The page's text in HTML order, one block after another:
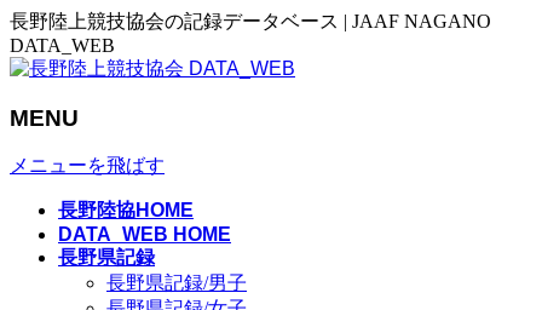
長野陸上競技協会の記録データベース | JAAF NAGANO
DATA_WEB
MENU
メニューを飛ばす
長野陸協HOME
DATA_WEB HOME
長野県記録
長野県記録/男子